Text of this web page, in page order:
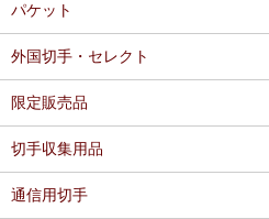
パケット
外国切手・セレクト
限定販売品
切手収集用品
通信用切手